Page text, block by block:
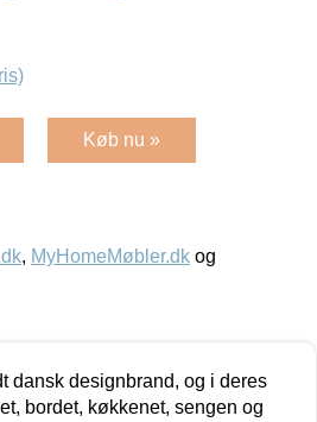
Køb nu »
, MyHomeMøbler.dk og
dansk designbrand, og i deres
bordet, køkkenet, sengen og